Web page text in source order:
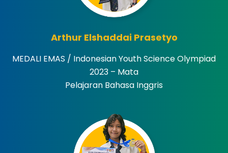
Arthur Elshaddai Prasetyo
MEDALI EMAS / Indonesian Youth Science Olympiad
2023 – Mata
Pelajaran Bahasa Inggris